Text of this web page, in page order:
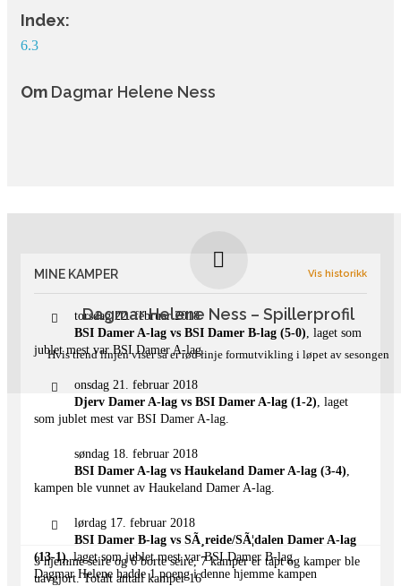
Index:
6.3
Om Dagmar Helene Ness
Dagmar Helene Ness – Spillerprofil
Hvis trend linjen viser så er rød linje formutvikling i løpet av sesongen
Første registrerte kamp jeg spilte var lørdag 28. oktober 2017 for
klubben BSI Damer A-lag
Vis historikk
MINE KAMPER
torsdag 22. februar 2018
BSI Damer A-lag vs BSI Damer B-lag (5-0), laget som
jublet mest var BSI Damer A-lag.
onsdag 21. februar 2018
Djerv Damer A-lag vs BSI Damer A-lag (1-2), laget
som jublet mest var BSI Damer A-lag.
søndag 18. februar 2018
BSI Damer A-lag vs Haukeland Damer A-lag (3-4),
kampen ble vunnet av Haukeland Damer A-lag.
lørdag 17. februar 2018
BSI Damer B-lag vs SÃ¸reide/SÃ¦dalen Damer A-lag
(13-1), laget som jublet mest var BSI Damer B-lag.
Dagmar Helene hadde 1 poeng i denne hjemme kampen
3 hjemme seire og 6 borte seire, 7 kamper er tapt og kamper ble
uavgjort. Totalt antall kamper 16